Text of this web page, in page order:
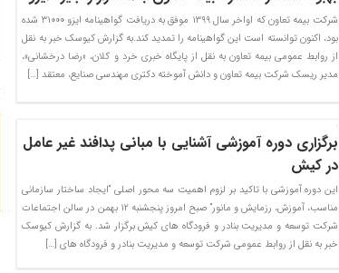
شرکت بیمه تعاون که اواخر سال ۱۳۹۹ موفق به دریافت گواهینامه ایزو ۳۱۰۰۰ شده
بود، اکنون توانسته است این گواهینامه را تمدید کند.به گزارش کیوسک خبر به نقل
از روابط عمومی بیمه تعاون به نقل از پایگاه خبری خرد و کلان، «رضا درخشانی»،
مدیر ریسک شرکت بیمه تعاون و دانش آموخته دکتری مهندسی صنایع، معتقد […]
برگزاری دوره آموزشی آشنایی با مبانی پدافند غیر عامل
در کیش
این دوره آموزشی با تاکید بر لزوم اهمیت سه محور اصلی “ایجاد ساختار سازمانی
مناسب، آموزش، رزمایش و مانور” صبح امروز پنجشنبه ۱۲ بهمن در سالن اجتماعات
شرکت توسعه و مدیریت بنادر و فرودگاه های کیش برگزار شد. به گزارش کیوسک
خبر به نقل از روابط عمومی شرکت توسعه و مدیریت بنادر و فرودگاه های […]